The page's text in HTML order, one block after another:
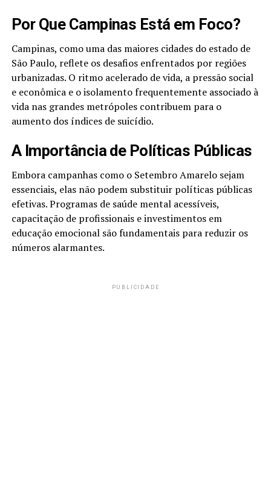
Por Que Campinas Está em Foco?
Campinas, como uma das maiores cidades do estado de
São Paulo, reflete os desafios enfrentados por regiões
urbanizadas. O ritmo acelerado de vida, a pressão social
e econômica e o isolamento frequentemente associado à
vida nas grandes metrópoles contribuem para o
aumento dos índices de suicídio.
A Importância de Políticas Públicas
Embora campanhas como o Setembro Amarelo sejam
essenciais, elas não podem substituir políticas públicas
efetivas. Programas de saúde mental acessíveis,
capacitação de profissionais e investimentos em
educação emocional são fundamentais para reduzir os
números alarmantes.
PUBLICIDADE